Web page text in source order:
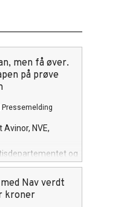
men få øver.
på prøve
Pressemelding
NVE,
og
med
realistisk
Nav verdt
kroner